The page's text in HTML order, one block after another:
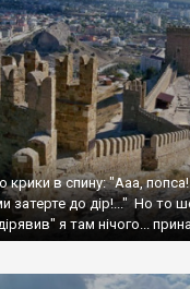
крики в спину: "Ааа,
затерте до дір!..." Но то
я там нічого...